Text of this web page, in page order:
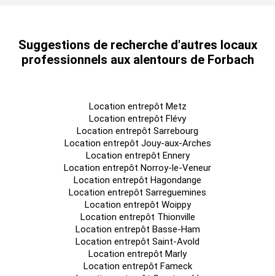
Suggestions de recherche d'autres locaux
professionnels aux alentours de Forbach
Location entrepôt Metz
Location entrepôt Flévy
Location entrepôt Sarrebourg
Location entrepôt Jouy-aux-Arches
Location entrepôt Ennery
Location entrepôt Norroy-le-Veneur
Location entrepôt Hagondange
Location entrepôt Sarreguemines
Location entrepôt Woippy
Location entrepôt Thionville
Location entrepôt Basse-Ham
Location entrepôt Saint-Avold
Location entrepôt Marly
Location entrepôt Fameck